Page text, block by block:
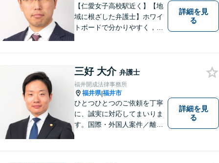
【仁愛女子高校駅近く】【地
域に根ざした弁護士】ホワイ
トボードで分かりやすく，納
幅広く対応可能。【明確な料
金体系】法律トラブルでお悩
むの方は、お気軽にご相談く
ださい。
詳細を見
る
三好 大介 弁護士
福井開成法律事務所
福井県|福井市
ひとつひとつのご依頼を丁寧
に、誠実に対応してまいりま
す。国際・外国人案件／離
詳細を見
る